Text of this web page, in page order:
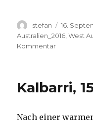
Autor
stefan
am
16.
Australien_2016 ,West
Kommentarzu
Kalbarri,
Nach einer